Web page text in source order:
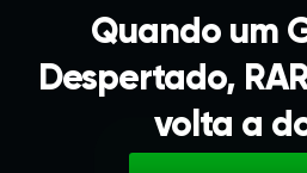
Quando um
Despertado,
volta a